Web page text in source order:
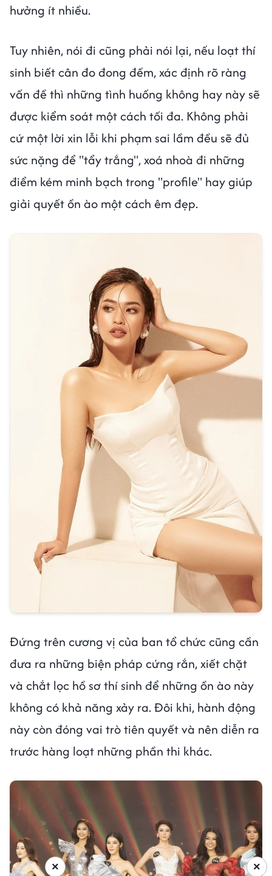
hưởng ít nhiều.
Tuy nhiên, nói đi cũng phải nói lại, nếu loạt thí
sinh biết cân đo đong đếm, xác định rõ ràng
vấn đề thì những tình huống không hay này sẽ
được kiểm soát một cách tối đa. Không phải
cứ một lời xin lỗi khi phạm sai lầm đều sẽ đủ
sức nặng để "tẩy trắng", xoá nhoà đi những
điểm kém minh bạch trong "profile" hay giúp
giải quyết ồn ào một cách êm đẹp.
Đứng trên cương vị của ban tổ chức cũng cần
đưa ra những biện pháp cứng rắn, xiết chặt
và chắt lọc hồ sơ thí sinh để những ồn ào này
không có khả năng xảy ra. Đôi khi, hành động
này còn đóng vai trò tiên quyết và nên diễn ra
trước hàng loạt những phần thi khác.
×
×